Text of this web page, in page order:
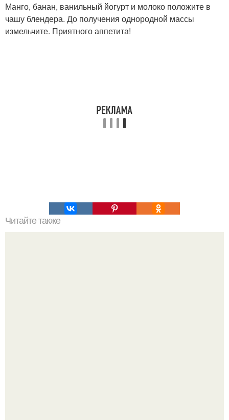
Манго, банан, ванильный йогурт и молоко положите в
чашу блендера. До получения однородной массы
измельчите. Приятного аппетита!
Читайте также